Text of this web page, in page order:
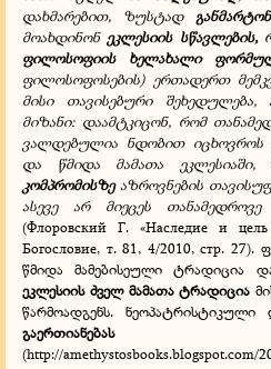
დახმარებით, ზუსტად
მოახდინონ ეკლესიის სწავლების,
ფილოსოფიის ხელახალი
ფილოსოფოსების) ერთადერთ
მისი თავისებური
მიზანი: დაამტკიცონ, რომ
ვალდებულია ნდობით იცხოვროს
და წმიდა მამათა
კომპრომისზეაზროვნების
ასევე არ მიეცეს თანამედროვე
(Флоровский Г. «Наследие и цель
Богословие, т. 81, 4/2010, стр.
წმიდა მამებისეული ტრადიცია
ეკლესიის ძველ მამათა ტრადიცია
წარმოადგენს.
ნეოპატრისტიკული
გაერთიანებას
(http://amethystosbooks.blogspot.com/